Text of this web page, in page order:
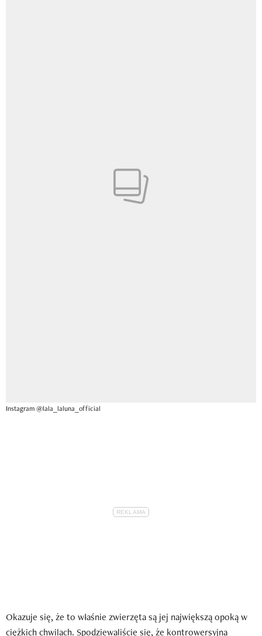
Instagram @lala_laluna_official
Okazuje się, że to właśnie zwierzęta są jej największą opoką w
ciężkich chwilach. Spodziewaliście się, że kontrowersyjna